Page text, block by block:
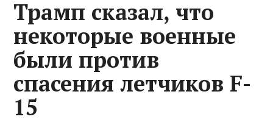
Трамп сказал, что
некоторые военные
были против
спасения летчиков F-
15